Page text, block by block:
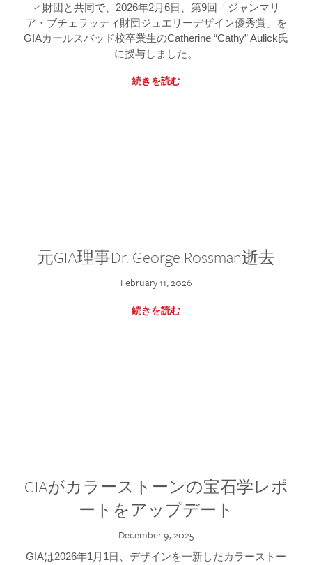
ィ財団と共同で、2026年2月6日、第9回「ジャンマリ
ア・ブチェラッティ財団ジュエリーデザイン優秀賞」を
GIAカールスバッド校卒業生のCatherine “Cathy” Aulick氏
に授与しました。
続きを読む
元GIA理事Dr. George Rossman逝去
February 11, 2026
続きを読む
GIAがカラーストーンの宝石学レポ
ートをアップデート
December 9, 2025
GIAは2026年1月1日、デザインを一新したカラーストー